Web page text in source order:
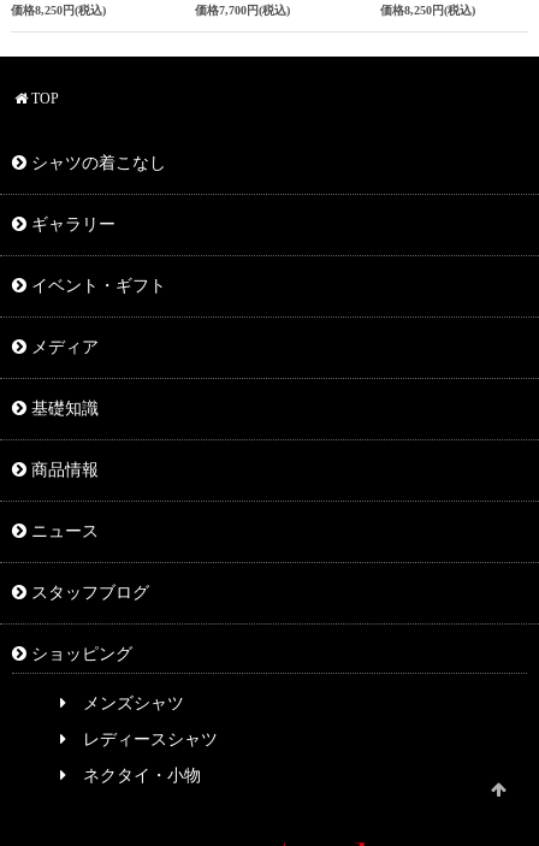
価格8,250円(税込) 価格7,700円(税込) 価格8,250円(税込)
TOP
シャツの着こなし
ギャラリー
イベント・ギフト
メディア
基礎知識
商品情報
ニュース
スタッフブログ
ショッピング
メンズシャツ
レディースシャツ
ネクタイ・小物